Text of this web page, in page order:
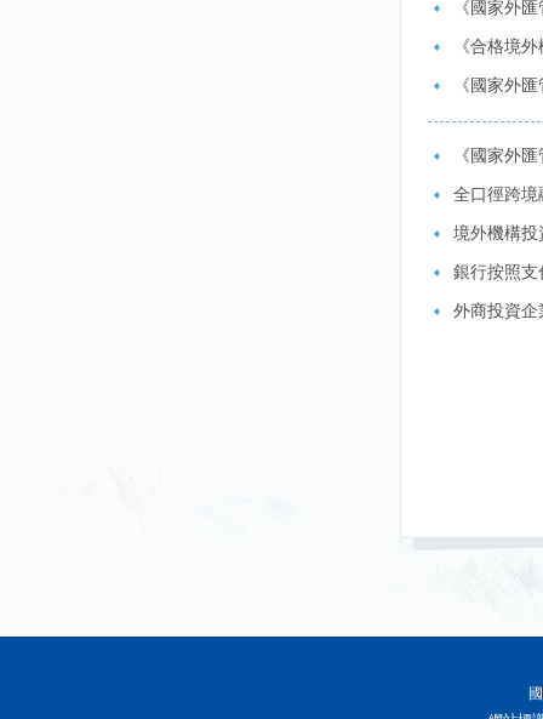
《國家外
《合格境
《國家外
《國家外
全口徑跨境
境外機構投
銀行按照支
外商投資企